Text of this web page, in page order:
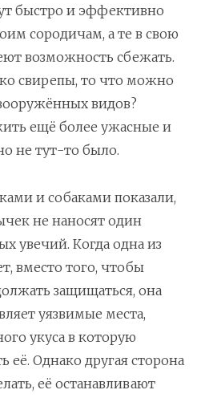
быстро и эффективно
сородичам, а те в свою
возможность сбежать.
свирепы, то что можно
видов?
ещё более ужасные и
не тут-то было.
и собаками показали,
не наносят один
увечий. Когда одна из
вместо того, чтобы
защищаться, она
уязвимые места,
укуса в которую
её. Однако другая сторона
её останавливают